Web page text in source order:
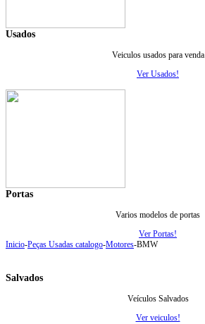
Usados
Veiculos usados para venda
Ver Usados!
Portas
Varios modelos de portas
Ver Portas!
Inicio-Peças Usadas catalogo-Motores-BMW
Salvados
Veículos Salvados
Ver veiculos!